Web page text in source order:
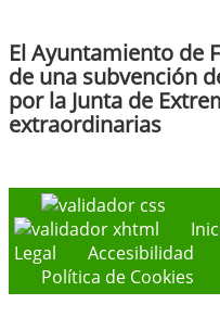
El Ayuntamiento de
de una subvención
por la Junta de
extraordinarias
Legal
Accesibilidad
Política de Cookies